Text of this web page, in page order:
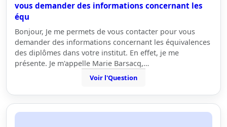
vous demander des informations concernant les
équ
Bonjour, Je me permets de vous contacter pour vous
demander des informations concernant les équivalences
des diplômes dans votre institut. En effet, je me
présente. Je m'appelle Marie Barsacq,…
Voir l'Question